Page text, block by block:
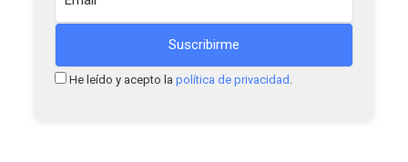
He leído y acepto la política de privacidad